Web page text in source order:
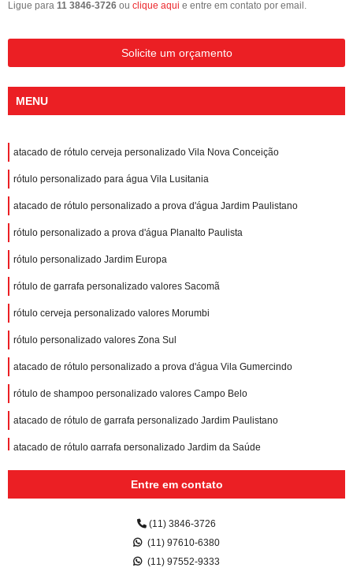
Ligue para 11 3846-3726 ou clique aqui e entre em contato por email.
Solicite um orçamento
MENU
atacado de rótulo cerveja personalizado Vila Nova Conceição
rótulo personalizado para água Vila Lusitania
atacado de rótulo personalizado a prova d'água Jardim Paulistano
rótulo personalizado a prova d'água Planalto Paulista
rótulo personalizado Jardim Europa
rótulo de garrafa personalizado valores Sacomã
rótulo cerveja personalizado valores Morumbi
rótulo personalizado valores Zona Sul
atacado de rótulo personalizado a prova d'água Vila Gumercindo
rótulo de shampoo personalizado valores Campo Belo
atacado de rótulo de garrafa personalizado Jardim Paulistano
atacado de rótulo garrafa personalizado Jardim da Saúde
rótulo de garrafa personalizado valores Campo Grande
rótulo espumante personalizado Consolação
rótulo para refrigerante personalizado Real Parque
Entre em contato
(11) 3846-3726
(11) 97610-6380
(11) 97552-9333